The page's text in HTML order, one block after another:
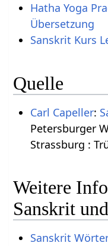
Hatha Yoga
Übersetzung
Sanskrit Kurs
Quelle
Carl Capeller:
Petersburger
Strassburg :
Weitere
Sanskrit
Sanskrit